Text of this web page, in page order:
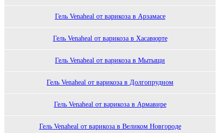
Гель Venaheal от варикоза в Арзамасе
Гель Venaheal от варикоза в Хасавюрте
Гель Venaheal от варикоза в Мытыщи
Гель Venaheal от варикоза в Долгопрудном
Гель Venaheal от варикоза в Армавире
Гель Venaheal от варикоза в Великом Новгороде